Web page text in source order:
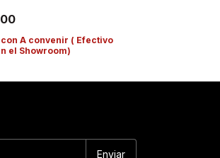
con A convenir ( Efectivo
el Showroom)